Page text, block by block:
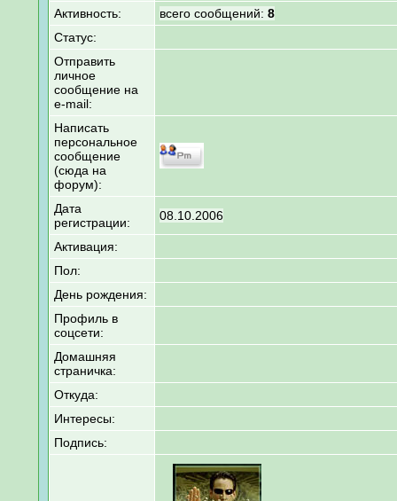
Активность:
всего сообщений: 8
Статус:
Отправить
личное
сообщение на
e-mail:
Написать
персональное
сообщение
(сюда на
форум):
Дата
регистрации:
08.10.2006
Активация:
Пол:
День рождения:
Профиль в
соцсети:
Домашняя
страничка:
Откуда:
Интересы:
Подпись: